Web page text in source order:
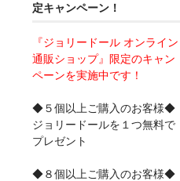
定キャンペーン！
『ジョリードール オンライン
通販ショップ』限定のキャン
ペーンを実施中です！
◆５個以上ご購入のお客様◆
ジョリードールを１つ無料で
プレゼント
◆８個以上ご購入のお客様◆